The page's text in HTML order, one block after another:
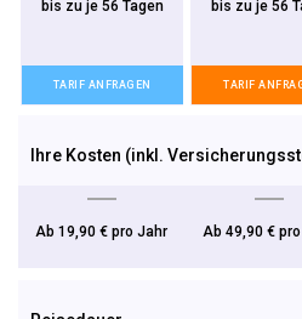
bis zu je 56 Tagen
TARIF ANFRAGEN
bis zu je 56
TARIF
Ihre Kosten (inkl.
Ab 19,90 € pro Jahr Ab 49,90 €